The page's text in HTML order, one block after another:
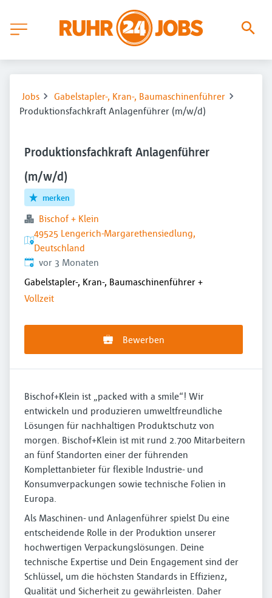
Jobs
Gabelstapler-, Kran-, Baumaschinenführer
Produktionsfachkraft Anlagenführer (m/w/d)
Produktionsfachkraft Anlagenführer
(m/w/d)
merken
Bischof + Klein
49525 Lengerich-Margarethensiedlung,
Deutschland
Veröffentlicht:
vor 3 Monaten
Gabelstapler-, Kran-, Baumaschinenführer +
Vollzeit
Bewerben
Bischof+Klein ist „packed with a smile“! Wir
entwickeln und produzieren umweltfreundliche
Lösungen für nachhaltigen Produktschutz von
morgen. Bischof+Klein ist mit rund 2.700 Mitarbeitern
an fünf Standorten einer der führenden
Komplettanbieter für flexible Industrie- und
Konsumverpackungen sowie technische Folien in
Europa.
Als Maschinen- und Anlagenführer spielst Du eine
entscheidende Rolle in der Produktion unserer
hochwertigen Verpackungslösungen. Deine
technische Expertise und Dein Engagement sind der
Schlüssel, um die höchsten Standards in Effizienz,
Qualität und Sicherheit zu gewährleisten. Daher